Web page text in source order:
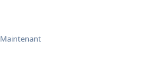
Maintenant